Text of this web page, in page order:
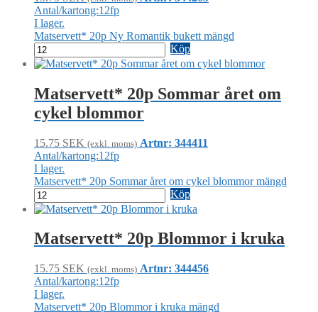
Antal/kartong:12fp
I lager.
Matservett* 20p Ny Romantik bukett mängd
Köp
Matservett* 20p Sommar året om
cykel blommor
15.75 SEK (exkl. moms) Artnr: 344411
Antal/kartong:12fp
I lager.
Matservett* 20p Sommar året om cykel blommor mängd
Köp
Matservett* 20p Blommor i kruka
15.75 SEK (exkl. moms) Artnr: 344456
Antal/kartong:12fp
I lager.
Matservett* 20p Blommor i kruka mängd